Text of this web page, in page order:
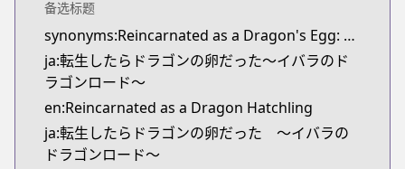
备选标题
synonyms:Reincarnated as a Dragon's Egg: Dragon Road of Ibara
ja:転生したらドラゴンの卵だった～イバラのド
ラゴンロード～
en:Reincarnated as a Dragon Hatchling
ja:転生したらドラゴンの卵だった ～イバラの
ドラゴンロード～